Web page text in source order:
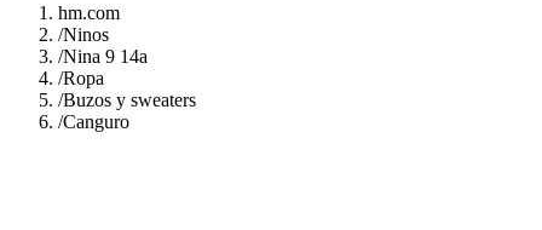
hm.com
/Ninos
/Nina 9 14a
/Ropa
/Buzos y sweaters
/Canguro